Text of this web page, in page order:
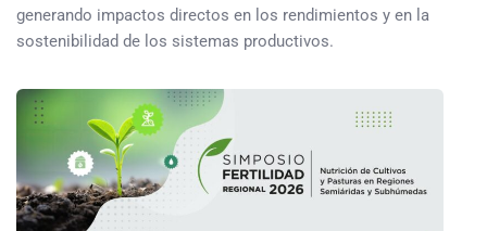
generando impactos directos en los rendimientos y en la
sostenibilidad de los sistemas productivos.